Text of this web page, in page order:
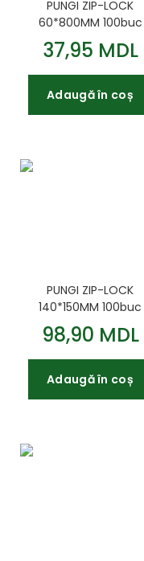
PUNGI ZIP-LOCK
60*800MM 100buc
37,95 MDL
Adaugă în coș
PUNGI ZIP-LOCK
140*150MM 100buc
98,90 MDL
Adaugă în coș